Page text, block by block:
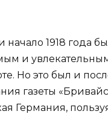
начало 1918 года
и
Но это был и
газеты
Германия,